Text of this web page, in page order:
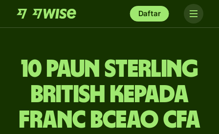
Daftar
10 paun sterling
British kepada
franc BCEAO CFA